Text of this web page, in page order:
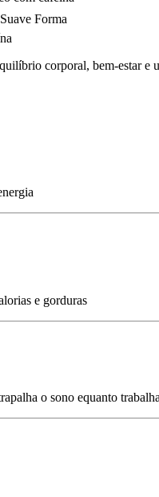
Forma
corporal, bem-estar e
e gorduras
o sono equanto